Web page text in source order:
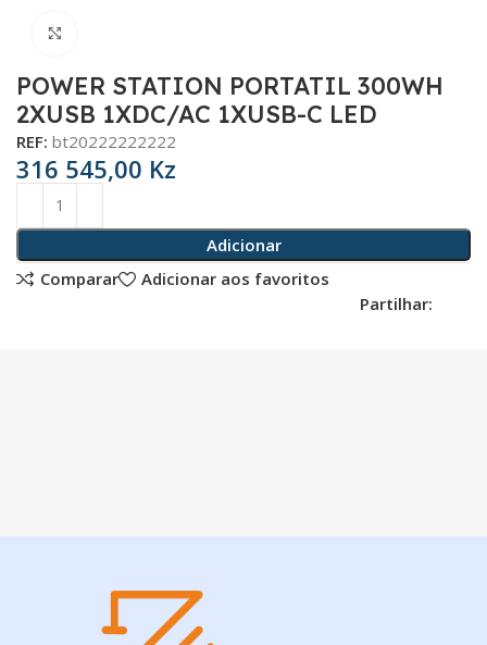
POWER STATION PORTATIL 300WH
2XUSB 1XDC/AC 1XUSB-C LED
REF:bt20222222222
316 545,00 Kz
Adicionar
Comparar
Adicionar aos favoritos
Partilhar: